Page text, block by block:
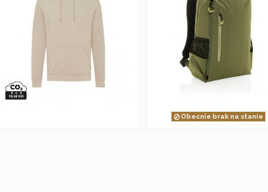
Obecnie brak na stanie